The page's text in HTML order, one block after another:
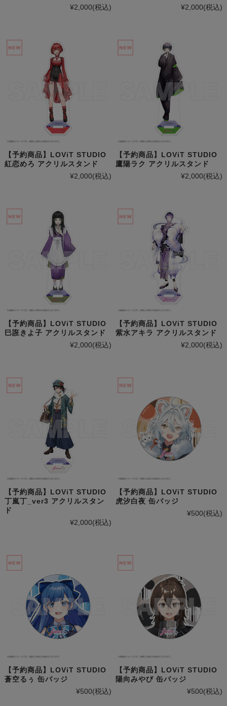
¥2,000(税込)
¥2,000(税込)
【予約商品】LOViT STUDIO
紅恋めろ アクリルスタンド
¥2,000(税込)
【予約商品】LOViT STUDIO
鷹陽ラク アクリルスタンド
¥2,000(税込)
【予約商品】LOViT STUDIO
巳誑きよ子 アクリルスタンド
¥2,000(税込)
【予約商品】LOViT STUDIO
紫水アキラ アクリルスタンド
¥2,000(税込)
【予約商品】LOViT STUDIO
丁嵐丁_ver3 アクリルスタン
ド
¥2,000(税込)
【予約商品】LOViT STUDIO
虎汐白夜 缶バッジ
¥500(税込)
【予約商品】LOViT STUDIO
蒼空るぅ 缶バッジ
¥500(税込)
【予約商品】LOViT STUDIO
陽向みやび 缶バッジ
¥500(税込)